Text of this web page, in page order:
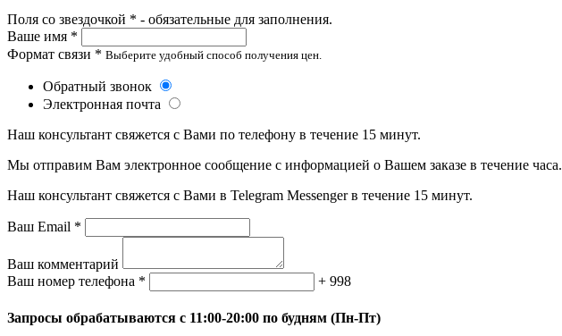
Поля со звездочкой * - обязательные для заполнения.
Ваше имя *
Формат связи * Выберите удобный способ получения цен.
Обратный звонок
Электронная почта
Наш консультант свяжется с Вами по телефону в течение 15 минут.
Мы отправим Вам электронное сообщение с информацией о Вашем заказе в течение часа.
Наш консультант свяжется с Вами в Telegram Messenger в течение 15 минут.
Ваш Email *
Ваш комментарий
Ваш номер телефона *
+ 998
Запросы обрабатываются с 11:00-20:00 по будням (Пн-Пт)